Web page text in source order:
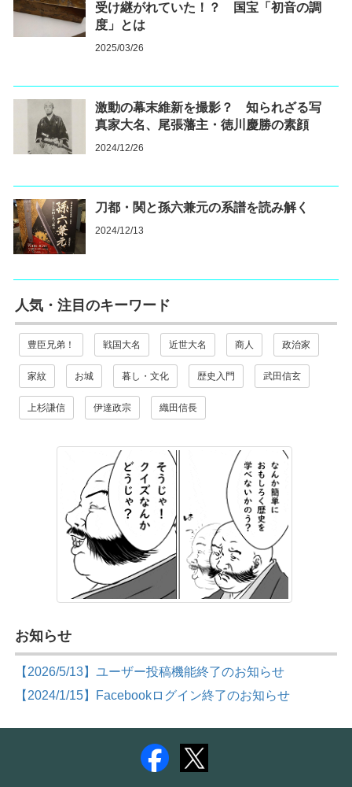
受け継がれていた！？ 国宝「初音の調
度」とは
2025/03/26
激動の幕末維新を撮影？ 知られざる写
真家大名、尾張藩主・徳川慶勝の素顔
2024/12/26
刀都・関と孫六兼元の系譜を読み解く
2024/12/13
人気・注目のキーワード
豊臣兄弟！ 戦国大名 近世大名 商人 政治家
家紋 お城 暮し・文化 歴史入門 武田信玄
上杉謙信 伊達政宗 織田信長
お知らせ
【2026/5/13】ユーザー投稿機能終了のお知らせ
【2024/1/15】Facebookログイン終了のお知らせ